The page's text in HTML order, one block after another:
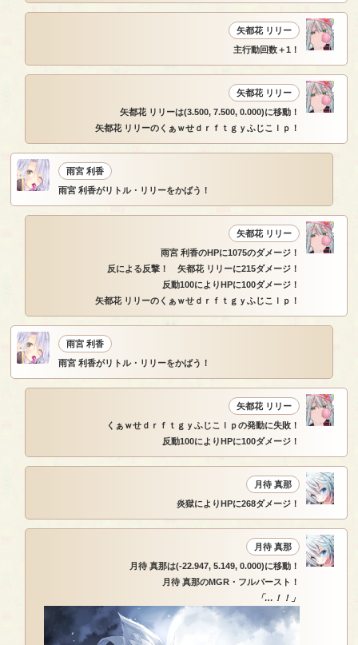
矢都花 リリー
主行動回数＋1！
矢都花 リリー
矢都花 リリーは(3.500, 7.500, 0.000)に移動！
矢都花 リリーのくぁｗせｄｒｆｔｇｙふじこｌｐ！
雨宮 利香
雨宮 利香がリトル・リリーをかばう！
矢都花 リリー
雨宮 利香のHPに1075のダメージ！
反による反撃！ 矢都花 リリーに215ダメージ！
反動100によりHPに100ダメージ！
矢都花 リリーのくぁｗせｄｒｆｔｇｙふじこｌｐ！
雨宮 利香
雨宮 利香がリトル・リリーをかばう！
矢都花 リリー
くぁｗせｄｒｆｔｇｙふじこｌｐの発動に失敗！
反動100によりHPに100ダメージ！
月待 真那
炎獄によりHPに268ダメージ！
月待 真那
月待 真那は(-22.947, 5.149, 0.000)に移動！
月待 真那のMGR・フルバースト！
「…！！」